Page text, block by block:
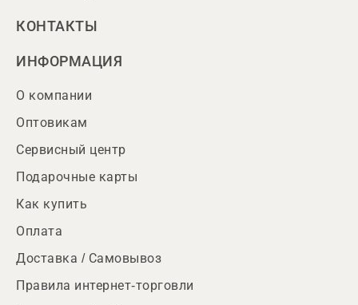
КОНТАКТЫ
ИНФОРМАЦИЯ
О компании
Оптовикам
Сервисный центр
Подарочные карты
Как купить
Оплата
Доставка / Самовывоз
Правила интернет-торговли